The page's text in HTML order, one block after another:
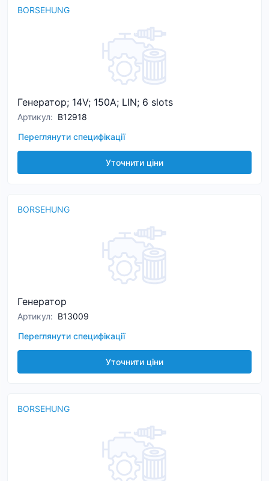
BORSEHUNG
Генератор; 14V; 150A; LIN; 6 slots
Артикул: B12918
Переглянути специфікації
Уточнити ціни
BORSEHUNG
Генератор
Артикул: B13009
Переглянути специфікації
Уточнити ціни
BORSEHUNG